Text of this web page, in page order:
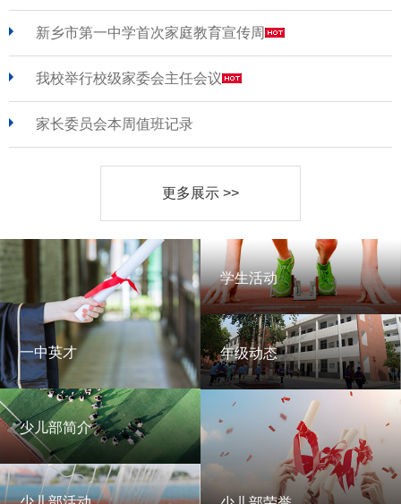
新乡市第一中学首次家庭教育宣传周
我校举行校级家委会主任会议
家长委员会本周值班记录
更多展示 >>
一中英才
一中英才
少儿部简介
学生活动
学生活动
年级动态
年级动态